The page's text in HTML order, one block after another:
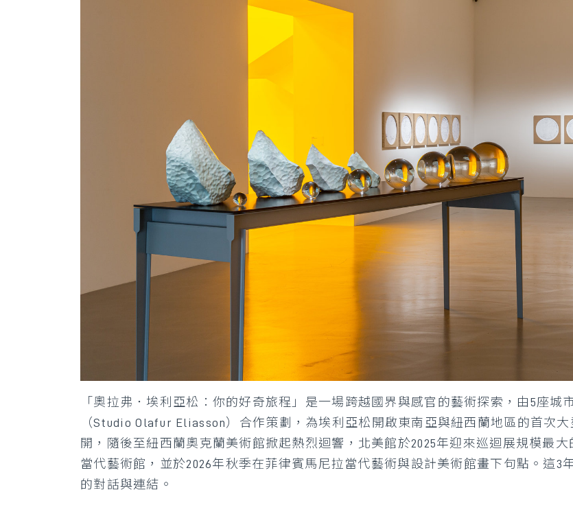
「奧拉弗．埃利亞松：你的好奇旅程」是一場跨越國界與感官的藝術探索，由5座城
（Studio Olafur Eliasson）合作策劃，為埃利亞松開啟東南亞與紐西蘭地區的首次
開，隨後至紐西蘭奧克蘭美術館掀起熱烈迴響，北美館於2025年迎來巡迴展規模最
當代藝術館，並於2026年秋季在菲律賓馬尼拉當代藝術與設計美術館畫下句點。這3
的對話與連結。